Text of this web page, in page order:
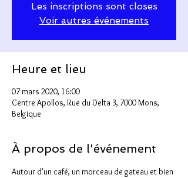
Les inscriptions sont closes
Voir autres événements
Heure et lieu
07 mars 2020, 16:00
Centre Apollos, Rue du Delta 3, 7000 Mons,
Belgique
À propos de l'événement
Autour d'un café, un morceau de gateau et bien